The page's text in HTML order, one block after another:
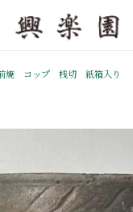
焼 コップ 桟切 紙箱入り